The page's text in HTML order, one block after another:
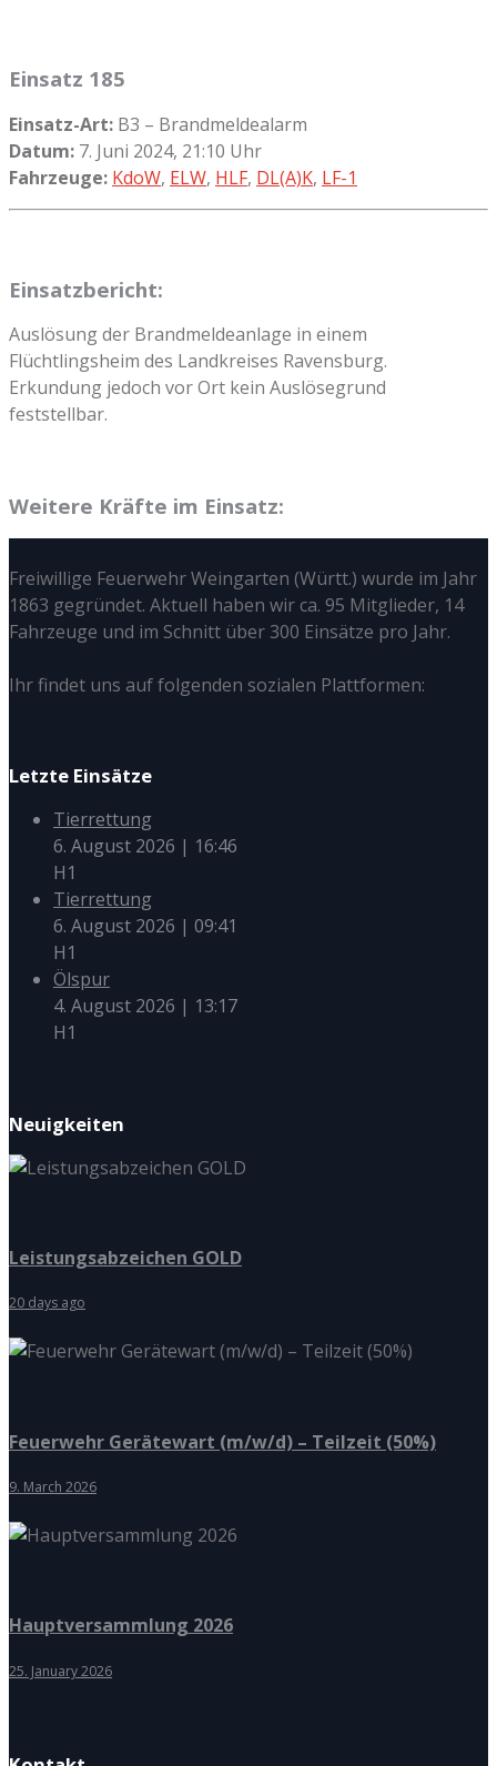
Einsatz 185
Einsatz-Art: B3 – Brandmeldealarm
Datum: 7. Juni 2024, 21:10 Uhr
Fahrzeuge: KdoW, ELW, HLF, DL(A)K, LF-1
Einsatzbericht:
Auslösung der Brandmeldeanlage in einem
Flüchtlingsheim des Landkreises Ravensburg.
Erkundung jedoch vor Ort kein Auslösegrund
feststellbar.
Weitere Kräfte im Einsatz:
Freiwillige Feuerwehr Weingarten (Württ.) wurde im Jahr
1863 gegründet. Aktuell haben wir ca. 95 Mitglieder, 14
Fahrzeuge und im Schnitt über 300 Einsätze pro Jahr.
Ihr findet uns auf folgenden sozialen Plattformen:
Letzte Einsätze
Tierrettung
6. August 2026 | 16:46
H1
Tierrettung
6. August 2026 | 09:41
H1
Ölspur
4. August 2026 | 13:17
H1
Neuigkeiten
Leistungsabzeichen GOLD
20 days ago
Feuerwehr Gerätewart (m/w/d) – Teilzeit (50%)
9. March 2026
Hauptversammlung 2026
25. January 2026